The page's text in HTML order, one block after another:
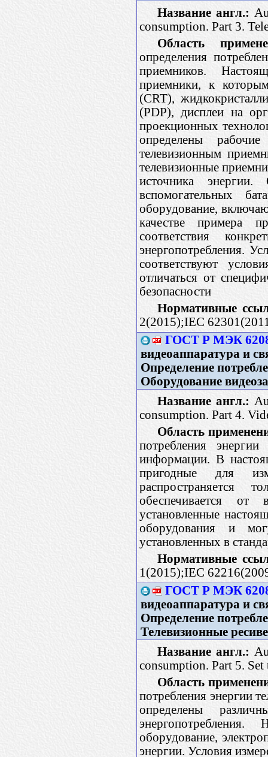
Название англ.:
consumption. Part 3.
Область
определения
приемников.
приемники, к
(CRT),
(PDP), дисплеи на
проекционных
определены
телевизионным
телевизионные
источника
вспомогательных
оборудование,
качестве примера
соответствия
энергопотребления.
соответствуют
отличаться от
безопасности
Нормативные
2(2015);IEC
ГОСТ Р МЭК
видеоаппаратура и
Определение
Оборудование
Название англ.:
consumption. Part 4.
Область
потребления
информации. В
пригодные для
распространяется
обеспечивается от
установленные
оборудования и
установленных в
Нормативные
1(2015);IEC
ГОСТ Р МЭК
видеоаппаратура и
Определение
Телевизионные
Название англ.:
consumption. Part 5.
Область
потребления энергии
определены
оборудование,
энергии. Условия